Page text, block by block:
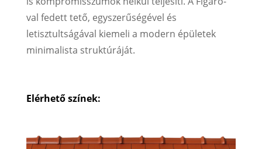
val fedett tető, egyszerűségével és
letisztultságával kiemeli a modern épületek
minimalista struktúráját.
Elérhető színek: